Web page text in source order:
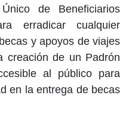
de Beneficiarios
erradicar cualquier
y apoyos de viajes
creación de un Padrón
al público para
en la entrega de becas